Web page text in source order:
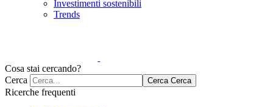
Investimenti sostenibili
Trends
Cosa stai cercando?
Cerca
Cerca Cerca
Ricerche frequenti